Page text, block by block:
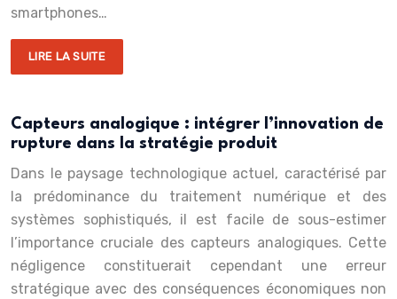
smartphones…
LIRE LA SUITE
Capteurs analogique : intégrer l’innovation de
rupture dans la stratégie produit
Dans le paysage technologique actuel, caractérisé par
la prédominance du traitement numérique et des
systèmes sophistiqués, il est facile de sous-estimer
l’importance cruciale des capteurs analogiques. Cette
négligence constituerait cependant une erreur
stratégique avec des conséquences économiques non